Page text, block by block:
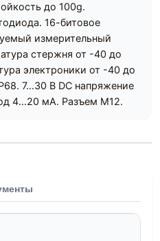
до 100g.
16-битовое
измерительный
стержня от -40 до
электроники от -40 до
7…30 В DC напряжение
4…20 мА. Разъем M12.